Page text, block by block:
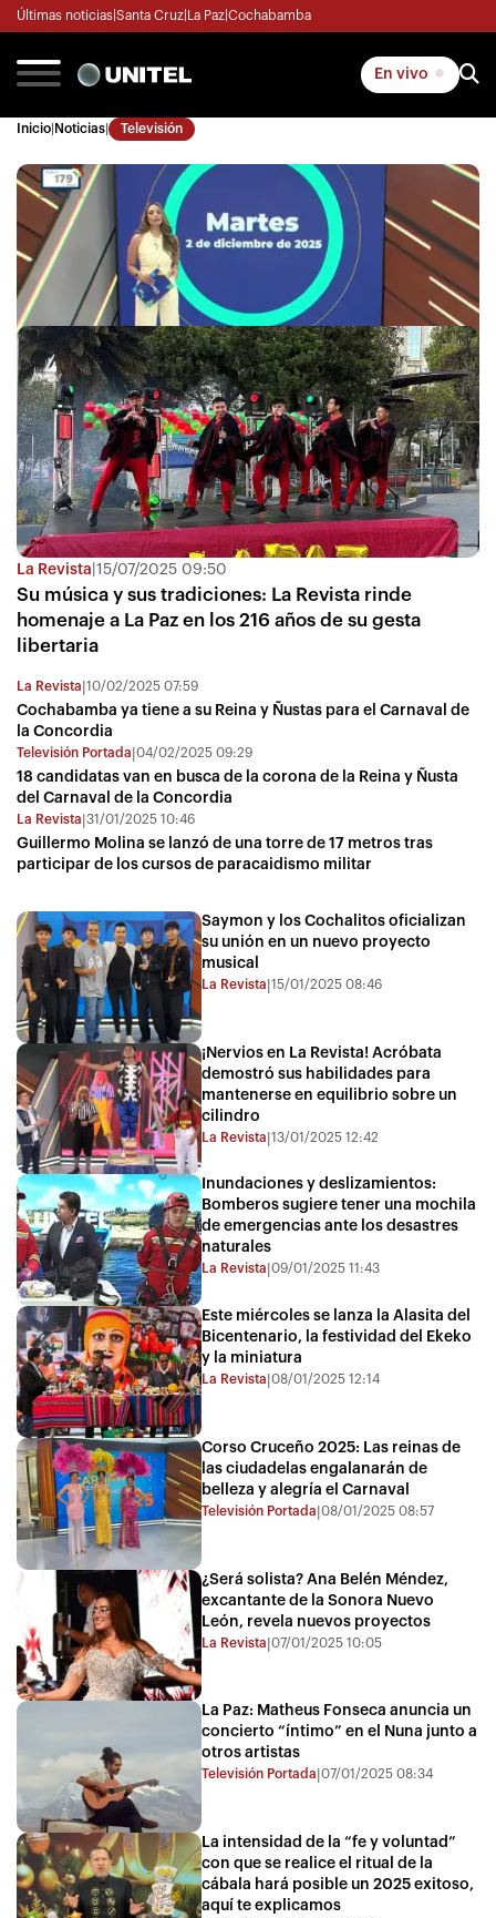
Últimas noticias Santa Cruz La Paz Cochabamba
En vivo
Inicio Noticias Televisión
La Revista|02/12/2025 09:00
La Revista - Cochabamba
La Revista 15/07/2025 09:50
Su música y sus tradiciones: La Revista rinde
homenaje a La Paz en los 216 años de su gesta
libertaria
La Revista 10/02/2025 07:59
Cochabamba ya tiene a su Reina y Ñustas para el Carnaval de
la Concordia
Televisión Portada 04/02/2025 09:29
18 candidatas van en busca de la corona de la Reina y Ñusta
del Carnaval de la Concordia
La Revista 31/01/2025 10:46
Guillermo Molina se lanzó de una torre de 17 metros tras
participar de los cursos de paracaidismo militar
Saymon y los Cochalitos oficializan
su unión en un nuevo proyecto
musical
La Revista |15/01/2025 08:46
¡Nervios en La Revista! Acróbata
demostró sus habilidades para
mantenerse en equilibrio sobre un
cilindro
La Revista |13/01/2025 12:42
Inundaciones y deslizamientos:
Bomberos sugiere tener una mochila
de emergencias ante los desastres
naturales
La Revista |09/01/2025 11:43
Este miércoles se lanza la Alasita del
Bicentenario, la festividad del Ekeko
y la miniatura
La Revista |08/01/2025 12:14
Corso Cruceño 2025: Las reinas de
las ciudadelas engalanarán de
belleza y alegría el Carnaval
Televisión Portada |08/01/2025 08:57
¿Será solista? Ana Belén Méndez,
excantante de la Sonora Nuevo
León, revela nuevos proyectos
La Revista |07/01/2025 10:05
La Paz: Matheus Fonseca anuncia un
concierto “íntimo” en el Nuna junto a
otros artistas
Televisión Portada |07/01/2025 08:34
La intensidad de la “fe y voluntad”
con que se realice el ritual de la
cábala hará posible un 2025 exitoso,
aquí te explicamos